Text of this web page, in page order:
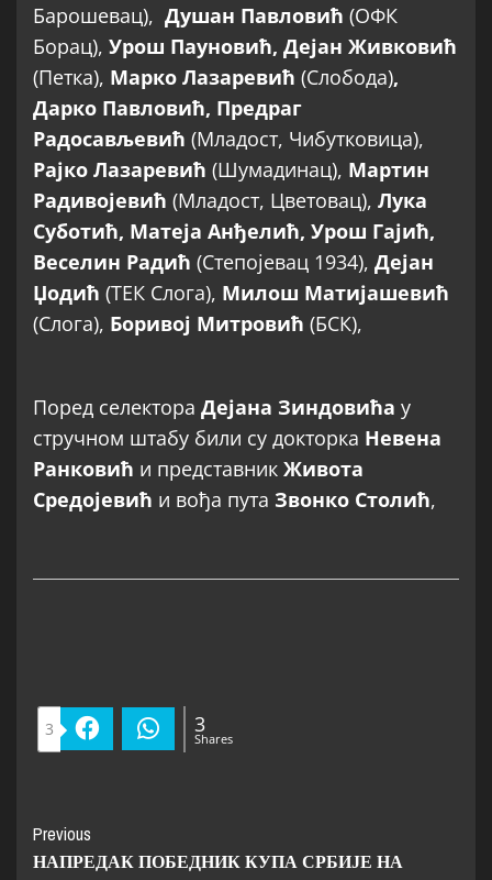
Барошевац), Душан Павловић (ОФК
Борац), Урош Пауновић, Дејан Живковић
(Петка), Марко Лазаревић (Слобода),
Дарко Павловић, Предраг
Радосављевић (Младост, Чибутковица),
Рајко Лазаревић (Шумадинац), Мартин
Радивојевић (Младост, Цветовац), Лука
Суботић, Матеја Анђелић, Урош Гајић,
Веселин Радић (Степојевац 1934), Дејан
Џодић (ТЕК Слога), Милош Матијашевић
(Слога), Боривој Митровић (БСК),
Поред селектора Дејана Зиндовића у
стручном штабу били су докторка Невена
Ранковић и представник Живота
Средојевић и вођа пута Звонко Столић,
3 Facebook WhatsApp
Shares
3
Previous
НАПРЕДАК ПОБЕДНИК КУПА СРБИЈЕ НА